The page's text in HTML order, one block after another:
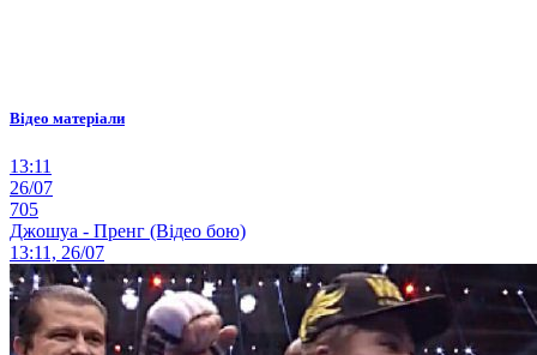
Відео матеріали
13:11
26/07
705
Джошуа - Пренг (Відео бою)
13:11, 26/07